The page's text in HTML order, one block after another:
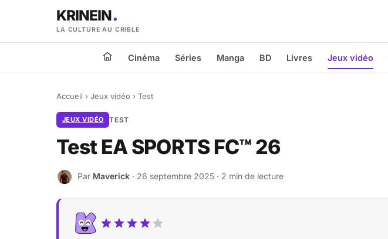
KRINEIN
LA CULTURE AU CRIBLE
Cinéma Séries Manga BD Livres Jeux vidéo
Accueil › Jeux vidéo › Test
JEUX VIDÉO TEST
Test EA SPORTS FC™ 26
M Par Maverick · 26 septembre 2025 · 2 min de lecture